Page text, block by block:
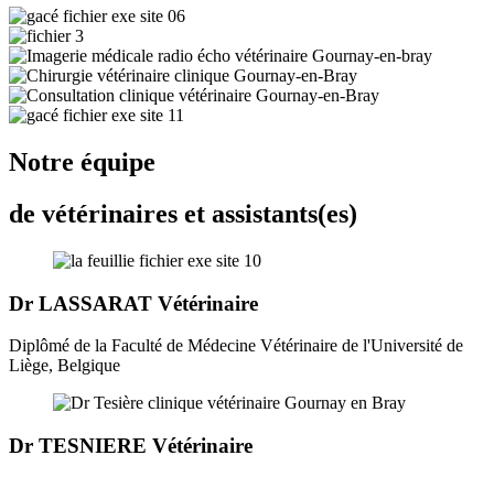
Notre équipe
de vétérinaires et assistants(es)
Dr LASSARAT Vétérinaire
Diplômé de la Faculté de Médecine Vétérinaire de l'Université de
Liège, Belgique
Dr TESNIERE Vétérinaire